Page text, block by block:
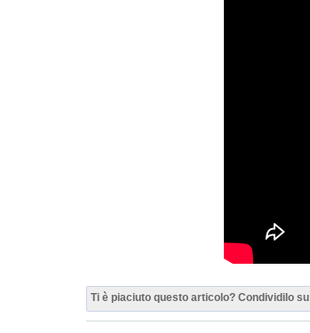
Ti è piaciuto questo articolo? Condividilo su